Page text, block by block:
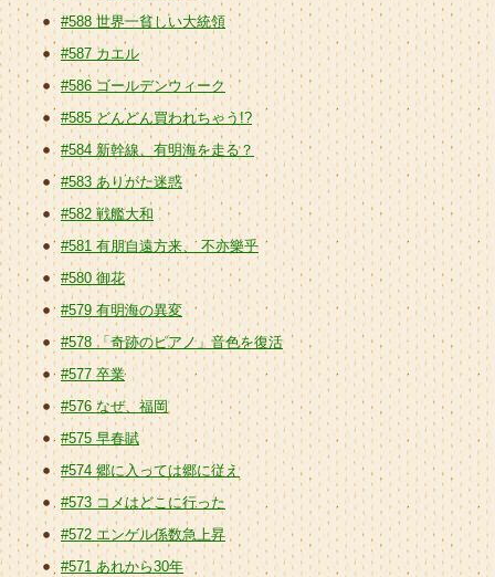
#588 世界一貧しい大統領
#587 カエル
#586 ゴールデンウィーク
#585 どんどん買われちゃう!?
#584 新幹線、有明海を走る？
#583 ありがた迷惑
#582 戦艦大和
#581 有朋自遠方来、 不亦樂乎
#580 御花
#579 有明海の異変
#578 「奇跡のピアノ」音色を復活
#577 卒業
#576 なぜ、福岡
#575 早春賦
#574 郷に入っては郷に従え
#573 コメはどこに行った
#572 エンゲル係数急上昇
#571 あれから30年